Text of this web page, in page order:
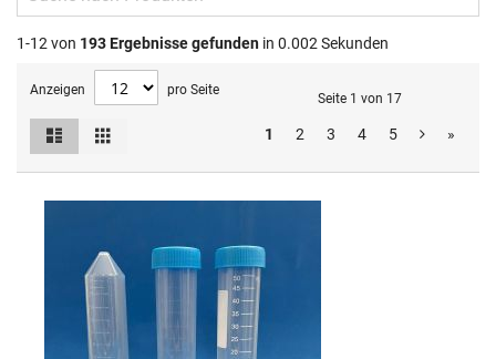
1-12 von 193Ergebnisse gefunden in 0.002 Sekunden
Anzeigen pro Seite
Seite 1 von 17
1 2 3 4 5 »
Ansicht
als